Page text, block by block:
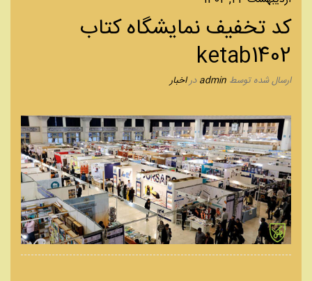
کد تخفیف نمایشگاه کتاب
ketab1402
ارسال شدهتوسط admin دراخبار